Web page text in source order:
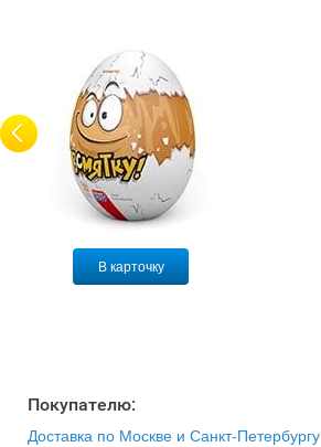
В карточку
Покупателю:
Доставка по Москве и Санкт-Петербургу